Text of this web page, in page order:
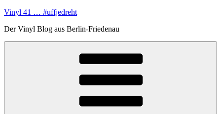
Zum
springen
Vinyl 41 … #uffjedreht
Der Vinyl Blog aus Berlin-Friedenau